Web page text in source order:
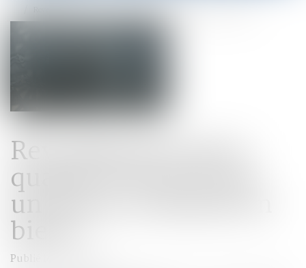
Revendication de la
qualité d’associé par
un époux commun en
biens
Publié le :